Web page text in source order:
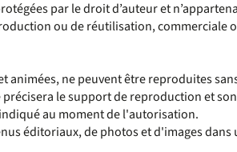
par le droit d’auteur et
ou de réutilisation, commerciale
animées, ne peuvent être reproduites
le support de reproduction et
au moment de l'autorisation.
éditoriaux, de photos et d'images